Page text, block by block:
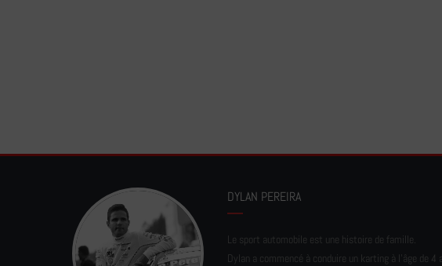
DYLAN PEREIRA
Le sport automobile est une histoire de famille.
Dylan a commencé à conduire un karting à l’âge de